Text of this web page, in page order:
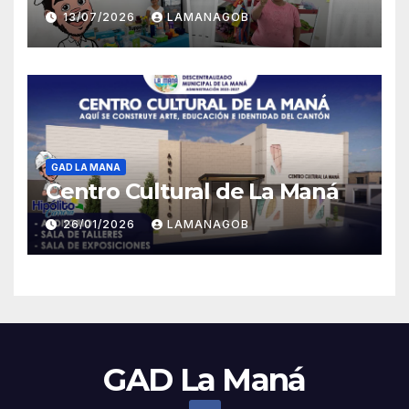
13/07/2026 LAMANAGOB
GAD LA MANA
Centro Cultural de La Maná
26/01/2026 LAMANAGOB
GAD La Maná